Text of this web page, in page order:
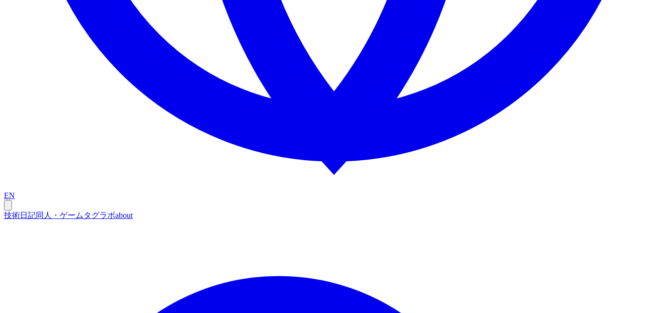
EN
技術日記同人・ゲーム タグラボabout